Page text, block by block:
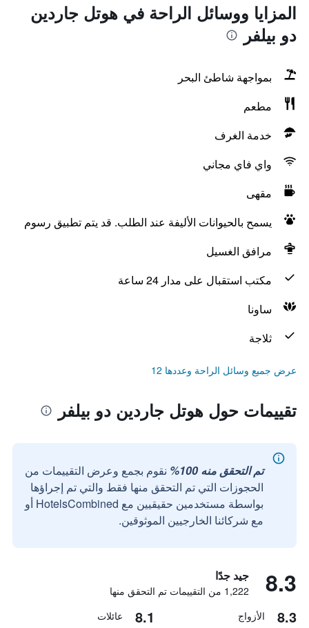
المزايا ووسائل الراحة في هوتل جاردين
دو بيلفر
بمواجهة شاطئ البحر
مطعم
خدمة الغرف
واي فاي مجاني
مقهى
يسمح بالحيوانات الأليفة عند الطلب. قد يتم تطبيق رسوم
مرافق الغسيل
مكتب استقبال على مدار 24 ساعة
ساونا
ثلاجة
عرض جميع وسائل الراحة وعددها 12
تقييمات حول هوتل جاردين دو بيلفر
تم التحقق منه 100%
نقوم بجمع وعرض التقييمات من
الحجوزات التي تم التحقق منها فقط والتي تم إجراؤها
بواسطة مستخدمين حقيقيين مع HotelsCombined أو
مع شركائنا الخارجيين الموثوقين.
8.3 جيد جدًا
1,222 من التقييمات تم التحقق منها
8.3 الأزواج 8.1 عائلات